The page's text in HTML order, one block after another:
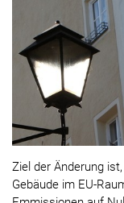
Ziel der Änderung
Gebäude im EU-